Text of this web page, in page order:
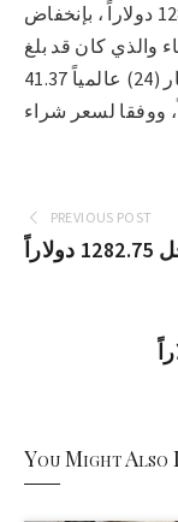
التداولات العالمية اليوم الأربعاء 1282.75 دولاراً ، بإنخفاض
والذي كان قد بلغ
1285.30 دولاراً . وبلغ سعر الجرام عيار (24) عالمياً 41.37
PREVIOUS POST
You Might Also